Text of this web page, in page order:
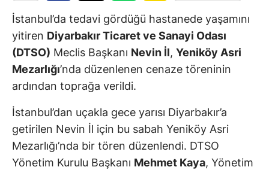
İstanbul’da tedavi gördüğü hastanede yaşamını
yitiren Diyarbakır Ticaret ve Sanayi Odası
(DTSO) Meclis Başkanı Nevin İl, Yeniköy Asri
Mezarlığı’nda düzenlenen cenaze töreninin
ardından toprağa verildi.
İstanbul’dan uçakla gece yarısı Diyarbakır’a
getirilen Nevin İl için bu sabah Yeniköy Asri
Mezarlığı’nda bir tören düzenlendi. DTSO
Yönetim Kurulu Başkanı Mehmet Kaya, Yönetim